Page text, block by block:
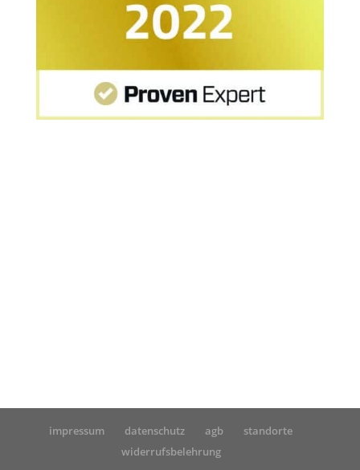
impressum datenschutz agb
standorte
widerrufsbelehrung